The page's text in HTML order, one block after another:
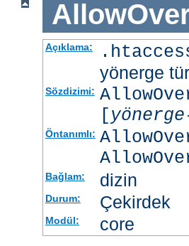
Açıklama:
yönerge
Sözdizimi:
[
Öntanımlı:
Bağlam: dizin
Durum: Çekirdek
Modül: core